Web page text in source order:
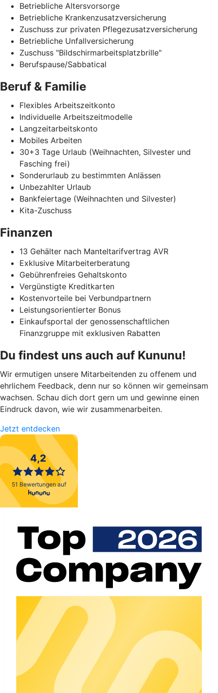
Betriebliche Altersvorsorge
Betriebliche Krankenzusatzversicherung
Zuschuss zur privaten Pflegezusatzversicherung
Betriebliche Unfallversicherung
Zuschuss "Bildschirmarbeitsplatzbrille"
Berufspause/Sabbatical
Beruf & Familie
Flexibles Arbeitszeitkonto
Individuelle Arbeitszeitmodelle
Langzeitarbeitskonto
Mobiles Arbeiten
30+3 Tage Urlaub (Weihnachten, Silvester und
Fasching frei)
Sonderurlaub zu bestimmten Anlässen
Unbezahlter Urlaub
Bankfeiertage (Weihnachten und Silvester)
Kita-Zuschuss
Finanzen
13 Gehälter nach Manteltarifvertrag AVR
Exklusive Mitarbeiterberatung
Gebührenfreies Gehaltskonto
Vergünstigte Kreditkarten
Kostenvorteile bei Verbundpartnern
Leistungsorientierter Bonus
Einkaufsportal der genossenschaftlichen
Finanzgruppe mit exklusiven Rabatten
Du findest uns auch auf Kununu!
Wir ermutigen unsere Mitarbeitenden zu offenem und
ehrlichem Feedback, denn nur so können wir gemeinsam
wachsen. Schau dich dort gern um und gewinne einen
Eindruck davon, wie wir zusammenarbeiten.
Jetzt entdecken